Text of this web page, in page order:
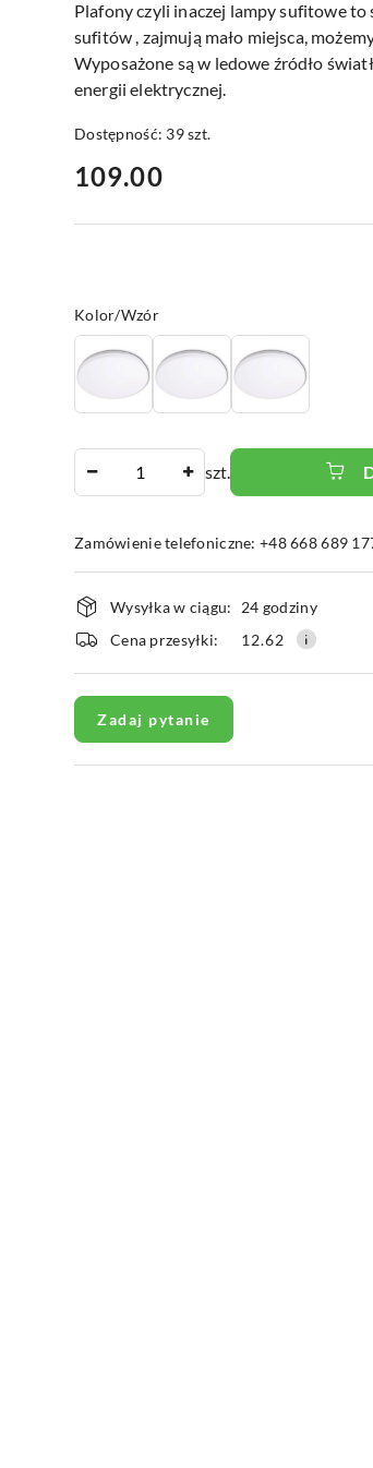
Plafony czyli inaczej lampy sufitowe
sufitów , zajmują mało miejsca,
Wyposażone są w ledowe źródło
energii elektrycznej.
Dostępność: 39szt.
cena:
109.00
Wariant
Kolor/Wzór
szt.
Zamówienie telefoniczne: +48 668 689
Dostępność
i
dostawa
Wysyłka w ciągu:
24 godziny
Cena przesyłki:
12.62
Zadaj pytanie